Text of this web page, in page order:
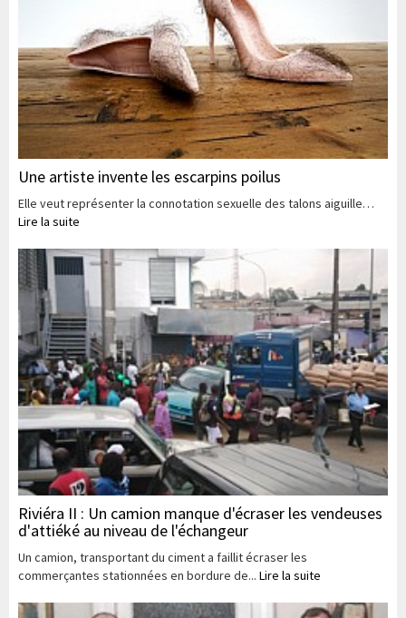
Une artiste invente les escarpins poilus
Elle veut représenter la connotation sexuelle des talons aiguille…
Lire la suite
Riviéra II : Un camion manque d'écraser les vendeuses
d'attiéké au niveau de l'échangeur
Un camion, transportant du ciment a faillit écraser les
commerçantes stationnées en bordure de... Lire la suite